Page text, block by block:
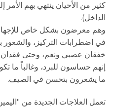
كثير من الأحيان ينتهي بهم الأمر
الداخل).
وهم معرضون بشكل خاص
في اضطرابات التركيز، والشعور
خفقان عصبي ونعم، وحتى فقدان
إنهم حساسون للبرد، وغالباً ما
ما يشعرون بتحسن في الصيف.
تعمل العلاجات الجديدة من